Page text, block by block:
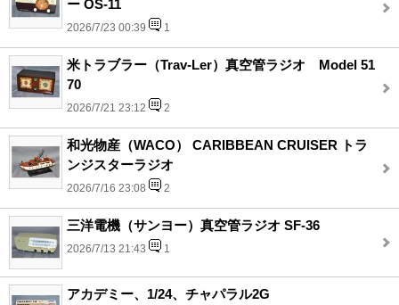
ー OS-11
2026/7/23 00:39 1
米トラブラー（Trav-Ler）真空管ラジオ Model 51
70
2026/7/21 23:12 2
和光物産（WACO） CARIBBEAN CRUISER トラ
ンジスターラジオ
2026/7/16 23:08 2
三洋電機（サンヨー）真空管ラジオ SF-36
2026/7/13 21:43 1
アカデミー、1/24、チャパラル2G